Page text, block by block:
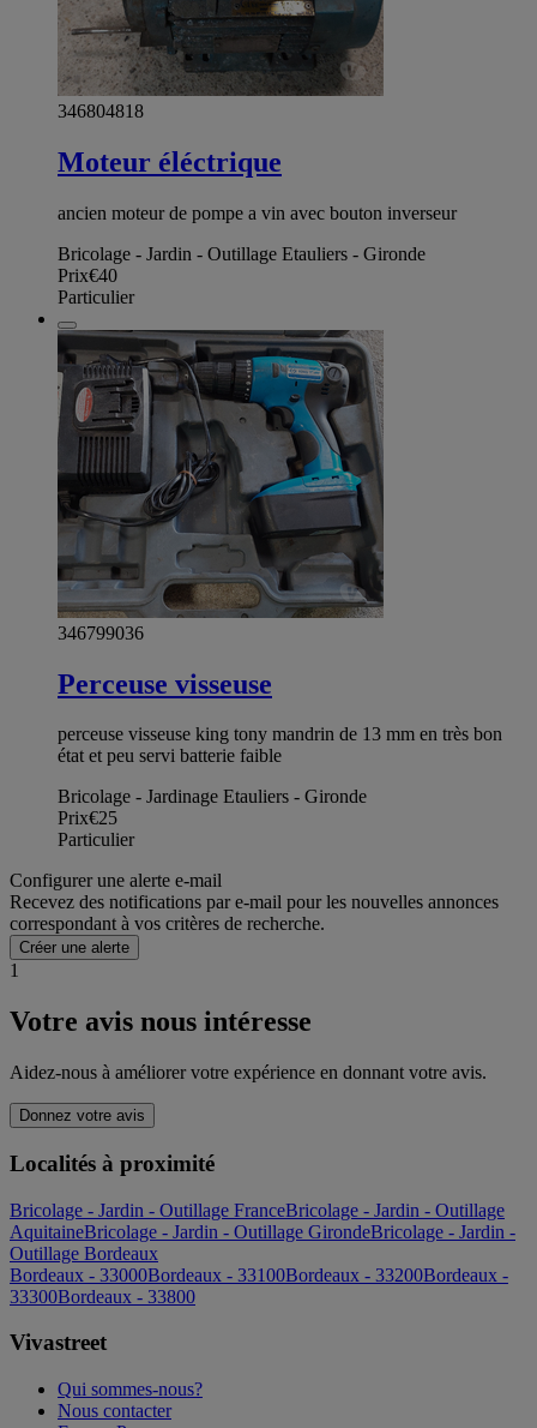
346804818
Moteur éléctrique
ancien moteur de pompe a vin avec bouton inverseur
Bricolage - Jardin - Outillage Etauliers - Gironde
Prix€40
Particulier
346799036
Perceuse visseuse
perceuse visseuse king tony mandrin de 13 mm en très bon
état et peu servi batterie faible
Bricolage - Jardinage Etauliers - Gironde
Prix€25
Particulier
Configurer une alerte e-mail
Recevez des notifications par e-mail pour les nouvelles annonces
correspondant à vos critères de recherche.
Créer une alerte
1
Votre avis nous intéresse
Aidez-nous à améliorer votre expérience en donnant votre avis.
Donnez votre avis
Localités à proximité
Bricolage - Jardin - Outillage FranceBricolage - Jardin - Outillage
AquitaineBricolage - Jardin - Outillage GirondeBricolage - Jardin -
Outillage Bordeaux
Bordeaux - 33000Bordeaux - 33100Bordeaux - 33200Bordeaux -
33300Bordeaux - 33800
Vivastreet
Qui sommes-nous?
Nous contacter